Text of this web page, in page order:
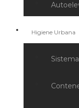
Higiene Urbana